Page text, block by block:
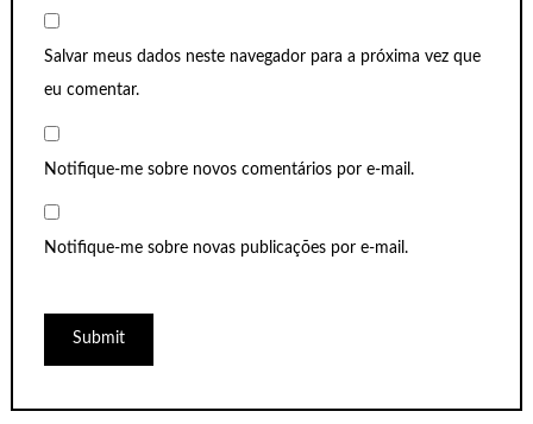
Salvar meus dados neste navegador para a próxima vez que
eu comentar.
Notifique-me sobre novos comentários por e-mail.
Notifique-me sobre novas publicações por e-mail.